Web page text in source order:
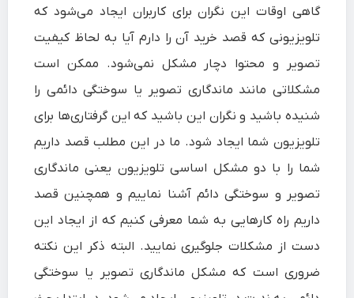
گاهی اوقات این نگران برای کاربران ایجاد می‌شود که
تلویزیونی که قصد خرید آن را دارم آیا به لحاظ کیفیت
تصویر و محتوا دچار مشکل نمی‌شود. ممکن است
مشکلاتی مانند ماندگاری تصویر یا سوختگی دائمی را
شنیده باشید و نگران این باشید که این گرفتاری‌ها برای
تلویزیون شما ایجاد شود. ما در این مطلب قصد داریم
شما را با دو مشکل اساسی تلویزیون یعنی ماندگاری
تصویر و سوختگی دائم آشنا نماییم و همچنین قصد
داریم راه کارهایی به شما معرفی کنیم که از ایجاد این
دست از مشکلات جلوگیری نمایید. البته ذکر این نکته
ضروری است که مشکل ماندگاری تصویر یا سوختگی